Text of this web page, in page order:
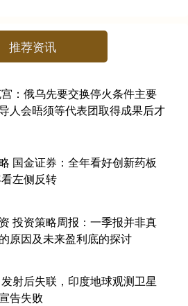
推荐资讯
：俄乌先要交换停火条件主要
人会晤须等代表团取得成果后才
国金证券：全年看好创新药板
左侧反转
投资策略周报：一季报并非真
原因及未来盈利底的探讨
射后失联，印度地球观测卫星
告失败